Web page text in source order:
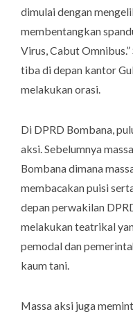
dimulai dengan
membentangkan
Virus, Cabut
tiba di depan kantor
melakukan orasi.
Di DPRD Bombana,
aksi. Sebelumnya
Bombana dimana
membacakan puisi
depan perwakilan
melakukan teatrikal
pemodal dan
kaum tani.
Massa aksi juga